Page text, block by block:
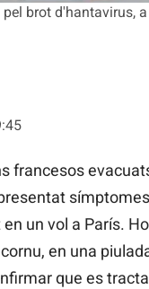
brot d'hantavirus,
francesos
un vol a París.
en una
que es